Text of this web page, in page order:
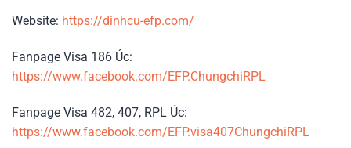
Website: https://dinhcu-efp.com/
Fanpage Visa 186 Úc:
https://www.facebook.com/EFP.ChungchiRPL
Fanpage Visa 482, 407, RPL Úc:
https://www.facebook.com/EFP.visa407ChungchiRPL